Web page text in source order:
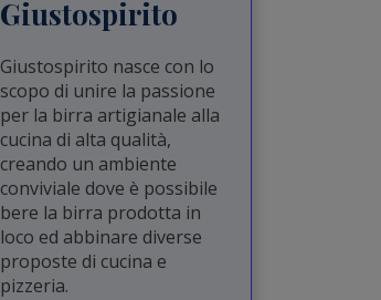
Giustospirito
Giustospirito nasce con lo
scopo di unire la passione
per la birra artigianale alla
cucina di alta qualità,
creando un ambiente
conviviale dove è possibile
bere la birra prodotta in
loco ed abbinare diverse
proposte di cucina e
pizzeria.